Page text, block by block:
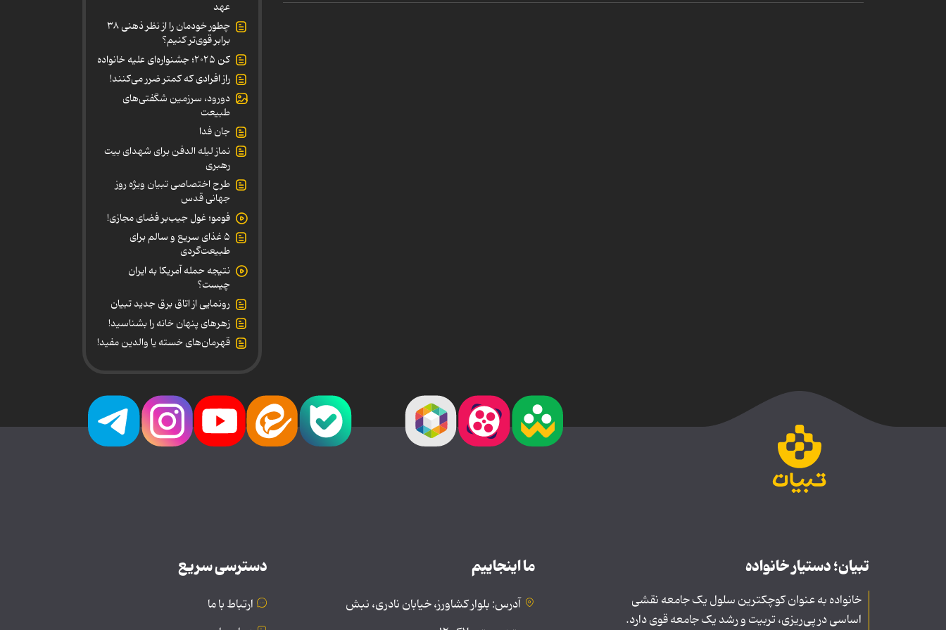
عهد
چطور خودمان را از نظر ذهنی ۳۸
برابر قوی‌تر کنیم؟
کن ۲۰۲۵؛ جشنواره‌ای علیه خانواده
راز افرادی که کمتر ضرر می‌کنند!
دورود، سرزمین شگفتی‌های
طبیعت
جان فدا
نماز لیله الدفن برای شهدای بیت
رهبری
طرح اختصاصی تبیان ویژه روز
جهانی قدس
فومو؛ غول جیب‌بر فضای مجازی!
۵ غذای سریع و سالم برای
طبیعت‌گردی
نتیجه حمله آمریکا به ایران
چیست؟
رونمایی از اتاق برق جدید تبیان
زهرهای پنهان خانه را بشناسید!
قهرمان‌های خسته یا والدین مفید!
تبیان؛ دستیار خانواده
خانواده به عنوان کوچکترین سلول یک جامعه نقشی
اساسی در پی‌ریزی، تربیت و رشد یک جامعه قوی دارد.
ما اینجاییم
آدرس: بلوار کشاورز، خیابان نادری، نبش
دسترسی سریع
ارتباط با ما